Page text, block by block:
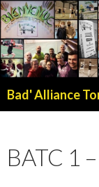
Bad' Alliance
BATC 1